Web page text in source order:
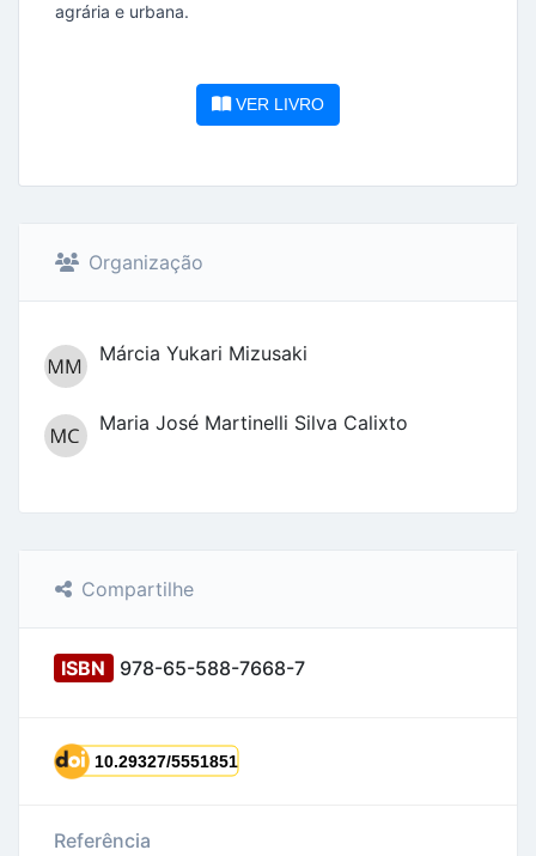
agrária e urbana.
VER LIVRO
Organização
Márcia Yukari Mizusaki
Maria José Martinelli Silva Calixto
Compartilhe
ISBN 978-65-588-7668-7
Referência